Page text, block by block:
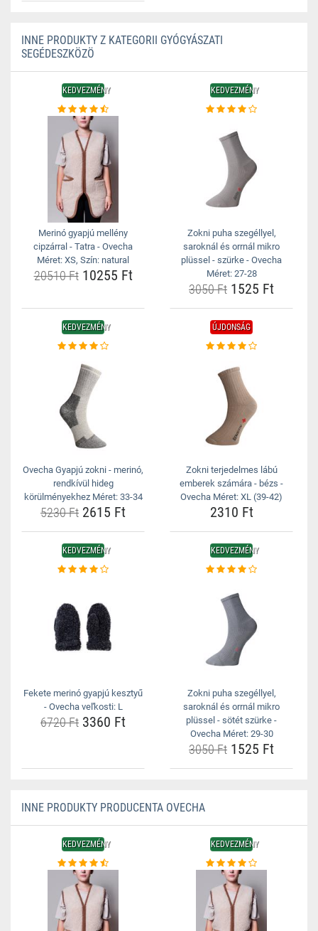
INNE PRODUKTY Z KATEGORII GYÓGYÁSZATI
SEGÉDESZKÖZÖ
KEDVEZMÉNY
Merinó gyapjú mellény
cipzárral - Tatra - Ovecha
Méret: XS, Szín: natural
20510 Ft10255 Ft
KEDVEZMÉNY
Zokni puha szegéllyel,
saroknál és orrnál mikro
plüssel - szürke - Ovecha
Méret: 27-28
3050 Ft 1525 Ft
KEDVEZMÉNY
Ovecha Gyapjú zokni - merinó,
rendkívül hideg
körülményekhez Méret: 33-34
5230 Ft 2615 Ft
ÚJDONSÁG
Zokni terjedelmes lábú
emberek számára - bézs -
Ovecha Méret: XL (39-42)
2310 Ft
KEDVEZMÉNY
Fekete merinó gyapjú kesztyű
- Ovecha veľkosti: L
6720 Ft 3360 Ft
KEDVEZMÉNY
Zokni puha szegéllyel,
saroknál és orrnál mikro
plüssel - sötét szürke -
Ovecha Méret: 29-30
3050 Ft 1525 Ft
INNE PRODUKTY PRODUCENTA OVECHA
KEDVEZMÉNY KEDVEZMÉNY